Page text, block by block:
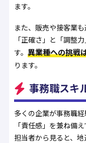
ます。
また、販売や接客業
「正確さ」と「調整
す。 異業種への挑戦
ります。
事務職スキ
多くの企業が事務職
「責任感」を兼ね備
担当者から見ると、